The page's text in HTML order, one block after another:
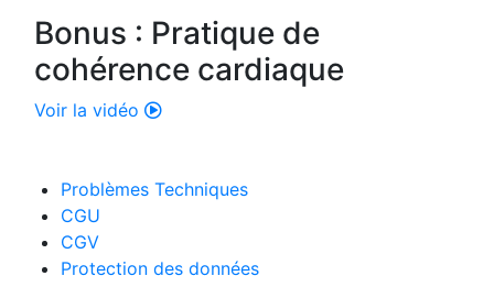
Bonus : Pratique de
cohérence cardiaque
Voir la vidéo
Problèmes Techniques
CGU
CGV
Protection des données